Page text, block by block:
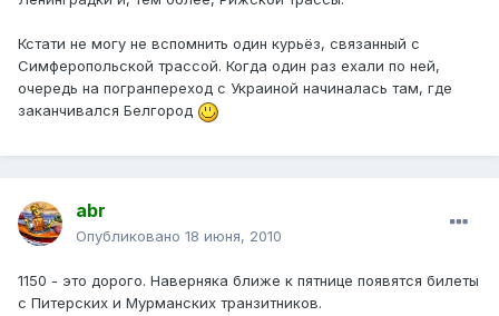
Кстати не могу не вспомнить один курьёз, связанный с
Симферопольской трассой. Когда один раз ехали по ней,
очередь на погранпереход с Украиной начиналась там, где
заканчивался Белгород
abr
Опубликовано 18 июня, 2010
1150 - это дорого. Наверняка ближе к пятнице появятся билеты
с Питерских и Мурманских транзитников.